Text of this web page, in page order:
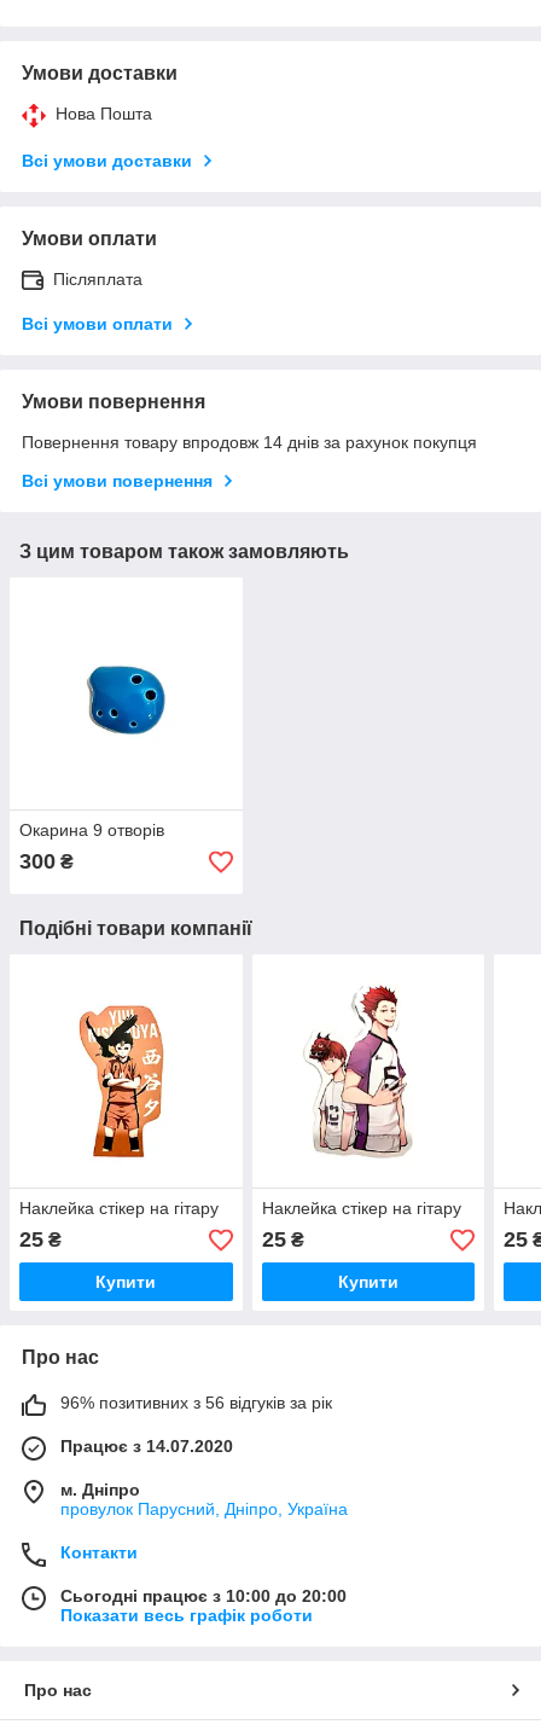
Умови доставки
Нова Пошта
Всі умови доставки
Умови оплати
Післяплата
Всі умови оплати
Умови повернення
Повернення товару впродовж 14 днів за рахунок покупця
Всі умови повернення
З цим товаром також замовляють
Окарина 9 отворів
300 ₴
Подібні товари компанії
Наклейка стікер на гітару
25 ₴
Купити
Наклейка стікер на гітару
25₴
Купити
25
Про нас
96% позитивних з 56 відгуків за рік
Працює з 14.07.2020
м. Дніпро
провулок Парусний, Дніпро, Україна
Контакти
Сьогодні працює з 10:00 до 20:00
Показати весь графік роботи
Про нас